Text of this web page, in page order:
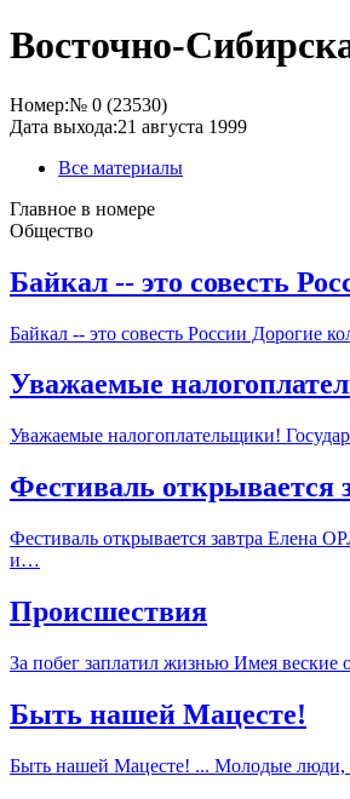
Восточно-
Номер:№ 0 (23530)
Дата выхода:21 августа 1999
Все материалы
Главное в номере
Общество
Байкал -- это совесть
Байкал -- это совесть России Дорогие
Уважаемые
Уважаемые налогоплательщики!
Фестиваль открывается
Фестиваль открывается завтра Елена
и…
Происшествия
За побег заплатил жизнью Имея веские
Быть нашей Мацесте!
Быть нашей Мацесте! ... Молодые люди,